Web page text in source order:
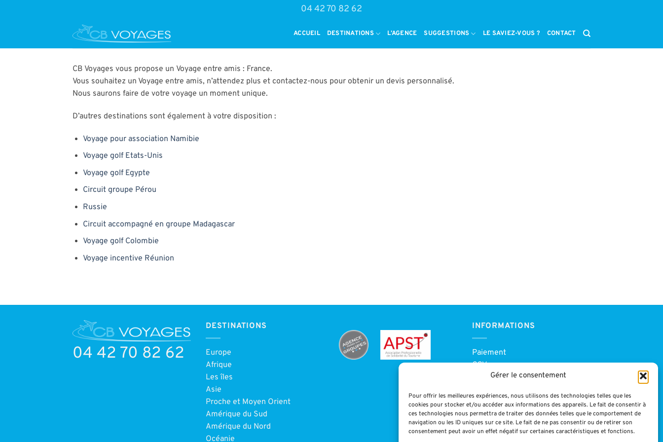
Gérer le consentement
Pour offrir les meilleures expériences, nous utilisons des technologies telles que les
cookies pour stocker et/ou accéder aux informations des appareils. Le fait de consentir à
ces technologies nous permettra de traiter des données telles que le comportement de
navigation ou les ID uniques sur ce site. Le fait de ne pas consentir ou de retirer son
consentement peut avoir un effet négatif sur certaines caractéristiques et fonctions.
04 42 70 82 62
ACCUEIL DESTINATIONS L’AGENCE SUGGESTIONS LE SAVIEZ-VOUS ? CONTACT
CB Voyages vous propose un Voyage entre amis : France.
Vous souhaitez un Voyage entre amis, n’attendez plus et contactez-nous pour obtenir un devis personnalisé.
Nous saurons faire de votre voyage un moment unique.
D’autres destinations sont également à votre disposition :
Voyage pour association Namibie
Voyage golf Etats-Unis
Voyage golf Egypte
Circuit groupe Pérou
Russie
Circuit accompagné en groupe Madagascar
Voyage golf Colombie
Voyage incentive Réunion
04 42 70 82 62
DESTINATIONS
Europe
Afrique
Les îles
Asie
Proche et Moyen Orient
Amérique du Sud
Amérique du Nord
Océanie
INFORMATIONS
Paiement
CGV